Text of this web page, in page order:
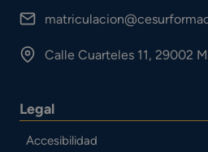
Calle Cuarteles 11, 29002
Legal
Accesibilidad